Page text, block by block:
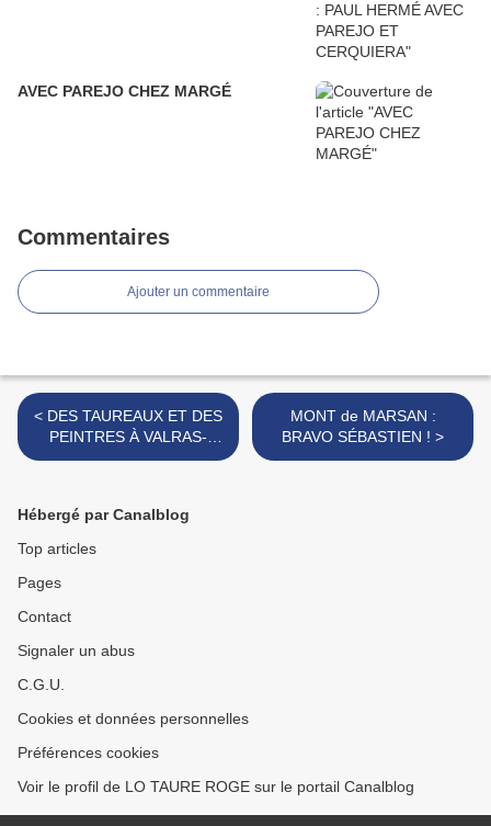
AVEC PAREJO CHEZ MARGÉ
Commentaires
Ajouter un commentaire
< DES TAUREAUX ET DES
PEINTRES À VALRAS-
PLAGE
MONT de MARSAN :
BRAVO SÉBASTIEN ! >
Hébergé par Canalblog
Top articles
Pages
Contact
Signaler un abus
C.G.U.
Cookies et données personnelles
Préférences cookies
Voir le profil de LO TAURE ROGE sur le portail Canalblog